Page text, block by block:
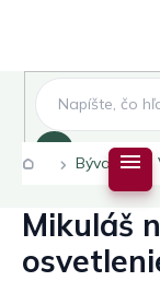
Domov
Bývanie
Mikuláš